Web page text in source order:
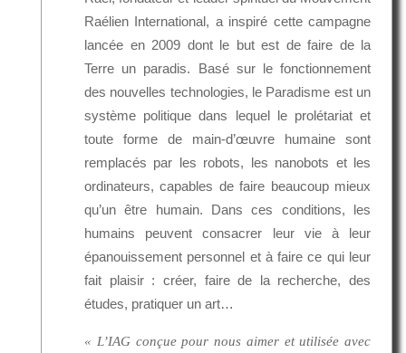
Raélien International, a inspiré cette campagne
lancée en 2009 dont le but est de faire de la
Terre un paradis. Basé sur le fonctionnement
des nouvelles technologies, le Paradisme est un
système politique dans lequel le prolétariat et
toute forme de main-d’œuvre humaine sont
remplacés par les robots, les nanobots et les
ordinateurs, capables de faire beaucoup mieux
qu’un être humain. Dans ces conditions, les
humains peuvent consacrer leur vie à leur
épanouissement personnel et à faire ce qui leur
fait plaisir : créer, faire de la recherche, des
études, pratiquer un art…
« L’IAG conçue pour nous aimer et utilisée avec